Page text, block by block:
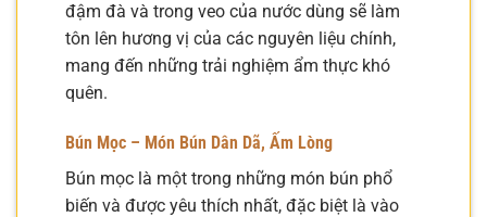
đậm đà và trong veo của nước dùng sẽ làm
tôn lên hương vị của các nguyên liệu chính,
mang đến những trải nghiệm ẩm thực khó
quên.
Bún Mọc – Món Bún Dân Dã, Ấm Lòng
Bún mọc là một trong những món bún phổ
biến và được yêu thích nhất, đặc biệt là vào